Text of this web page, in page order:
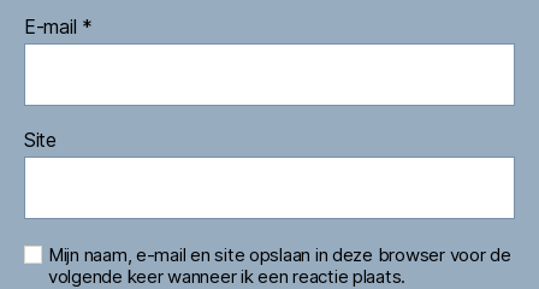
E-mail *
Site
Mijn naam, e-mail en site opslaan in deze browser voor de
volgende keer wanneer ik een reactie plaats.